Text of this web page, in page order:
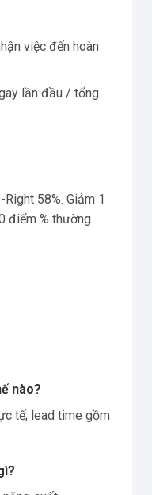
việc đến hoàn
lần đầu / tổng
58%. Giảm 1
điểm % thường
nào?
tế; lead time gồm